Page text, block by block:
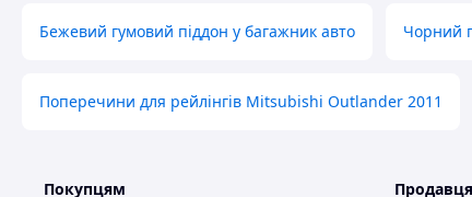
Бежевий гумовий піддон у багажник авто Чорний
Поперечини для рейлінгів Mitsubishi Outlander 2011
Покупцям